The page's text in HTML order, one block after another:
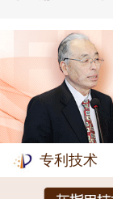
专利技术